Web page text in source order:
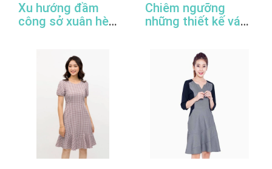
Xu hướng đầm
công sở xuân hè
Chiêm ngưỡng
những thiết kế váy